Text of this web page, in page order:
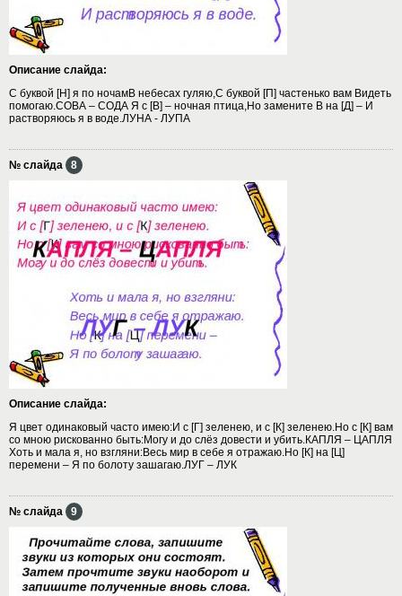
Описание слайда:
С буквой [Н] я по ночамВ небесах гуляю,С буквой [П] частенько вам Видеть
помогаю.СОВА – СОДА Я с [В] – ночная птица,Но замените В на [Д] – И
растворяюсь я в воде.ЛУНА - ЛУПА
№ слайда 8
Описание слайда:
Я цвет одинаковый часто имею:И с [Г] зеленею, и с [К] зеленею.Но с [К] вам
со мною рискованно быть:Могу и до слёз довести и убить.КАПЛЯ – ЦАПЛЯ
Хоть и мала я, но взгляни:Весь мир в себе я отражаю.Но [К] на [Ц]
перемени – Я по болоту зашагаю.ЛУГ – ЛУК
№ слайда 9